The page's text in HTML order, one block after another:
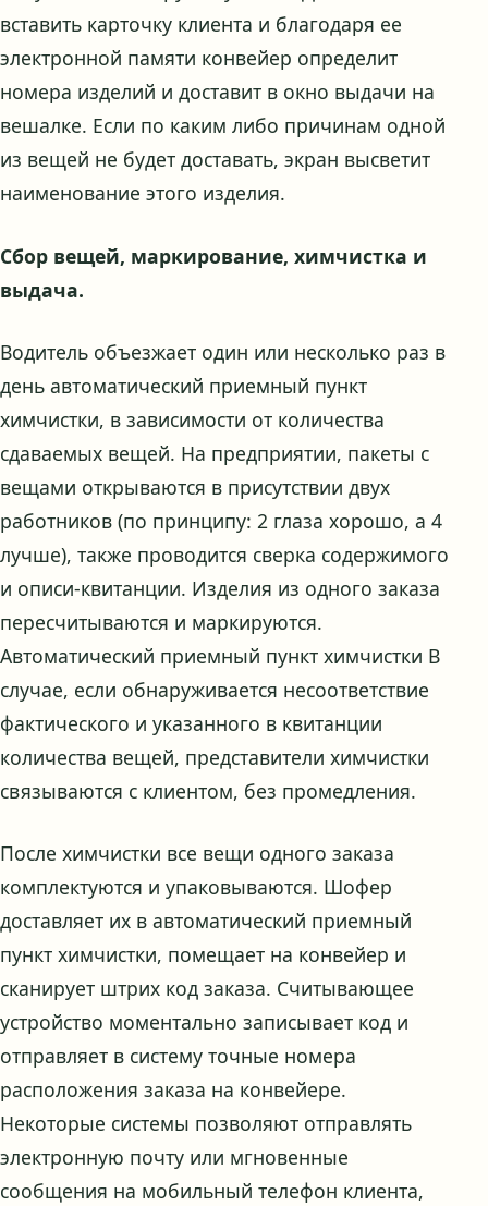
вставить карточку клиента и благодаря ее
электронной памяти конвейер определит
номера изделий и доставит в окно выдачи на
вешалке. Если по каким либо причинам одной
из вещей не будет доставать, экран высветит
наименование этого изделия.
Сбор вещей, маркирование, химчистка и
выдача.
Водитель объезжает один или несколько раз в
день автоматический приемный пункт
химчистки, в зависимости от количества
сдаваемых вещей. На предприятии, пакеты с
вещами открываются в присутствии двух
работников (по принципу: 2 глаза хорошо, а 4
лучше), также проводится сверка содержимого
и описи-квитанции. Изделия из одного заказа
пересчитываются и маркируются.
Автоматический приемный пункт химчистки В
случае, если обнаруживается несоответствие
фактического и указанного в квитанции
количества вещей, представители химчистки
связываются с клиентом, без промедления.
После химчистки все вещи одного заказа
комплектуются и упаковываются. Шофер
доставляет их в автоматический приемный
пункт химчистки, помещает на конвейер и
сканирует штрих код заказа. Считывающее
устройство моментально записывает код и
отправляет в систему точные номера
расположения заказа на конвейере.
Некоторые системы позволяют отправлять
электронную почту или мгновенные
сообщения на мобильный телефон клиента,